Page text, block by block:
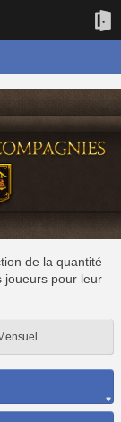
de la quantité
joueurs pour leur